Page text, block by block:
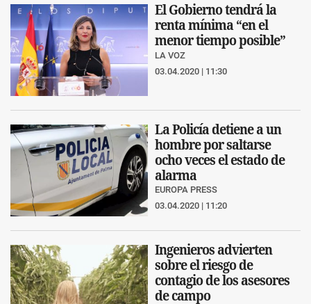
El Gobierno tendrá la
renta mínima “en el
menor tiempo posible”
LA VOZ
03.04.2020 | 11:30
La Policía detiene a un
hombre por saltarse
ocho veces el estado de
alarma
EUROPA PRESS
03.04.2020 | 11:20
Ingenieros advierten
sobre el riesgo de
contagio de los asesores
de campo